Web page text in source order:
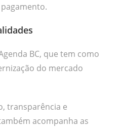
BC, que tem como
do mercado
transparência e
acompanha as